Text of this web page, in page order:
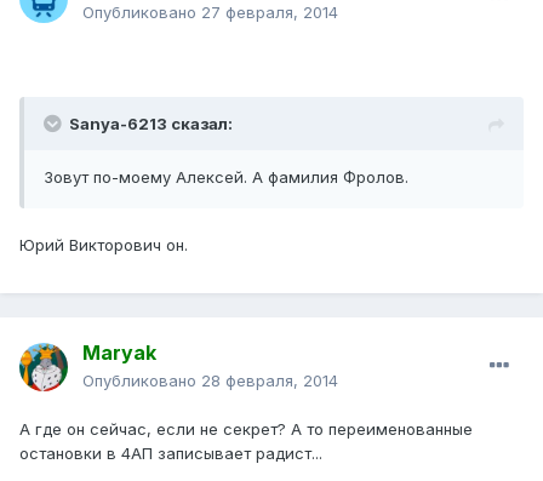
Опубликовано 27 февраля, 2014
Sanya-6213 сказал:
Зовут по-моему Алексей. А фамилия Фролов.
Юрий Викторович он.
Maryak
Опубликовано 28 февраля, 2014
А где он сейчас, если не секрет? А то переименованные
остановки в 4АП записывает радист...